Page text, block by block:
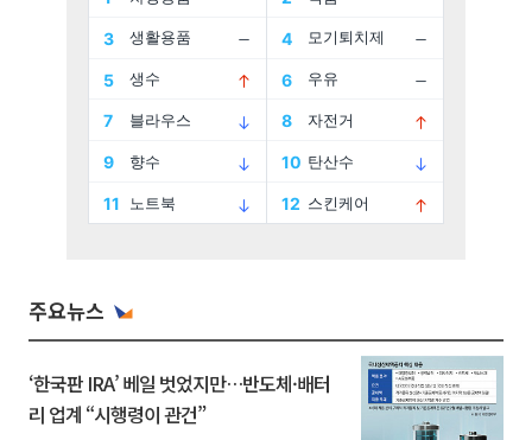
주요뉴스
‘한국판 IRA’ 베일 벗었지만…반도체·배터
리 업계 “시행령이 관건”